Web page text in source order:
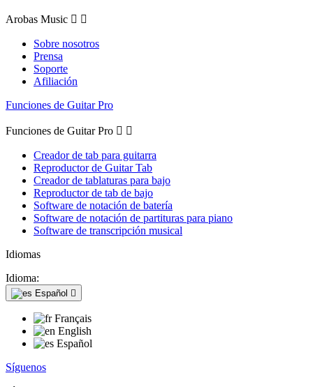
Arobas Music  
Sobre nosotros
Prensa
Soporte
Afiliación
Funciones de Guitar Pro
Funciones de Guitar Pro  
Creador de tab para guitarra
Reproductor de Guitar Tab
Creador de tablaturas para bajo
Reproductor de tab de bajo
Software de notación de batería
Software de notación de partituras para piano
Software de transcripción musical
Idiomas
Idioma:
Español 
Français
English
Español
Síguenos